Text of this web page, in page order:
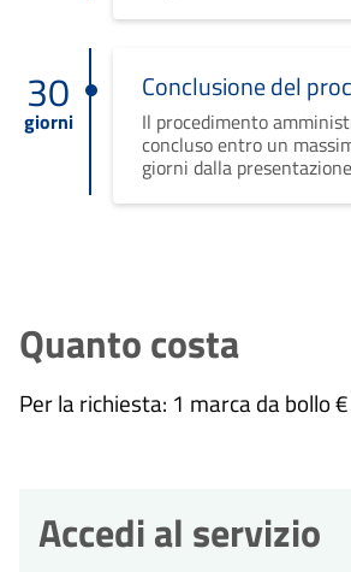
30
giorni
Conclusione del
Il procedimento
concluso entro un
giorni dalla
Quanto costa
Per la richiesta: 1 marca da bollo
Accedi al servizio